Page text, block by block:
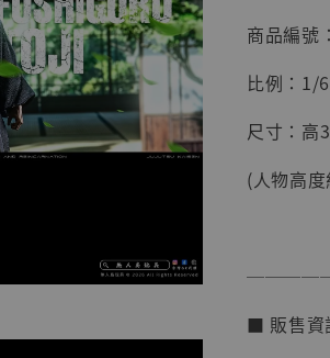
商品編號
比例：1/6
尺寸：高
(人物高
■ 販售資